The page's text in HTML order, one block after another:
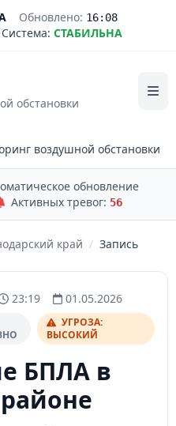
Обновлено: 16:08
Система: СТАБИЛЬНА
обстановки
воздушной обстановки
обновление
Активных тревог: 56
край / Запись
23:19 01.05.2026
УГРОЗА:
ВЫСОКИЙ
БПЛА в